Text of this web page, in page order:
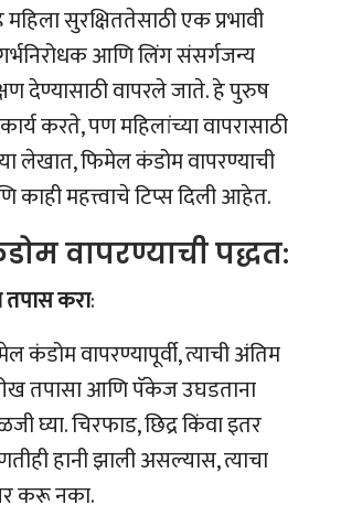
सुरक्षिततेसाठी एक प्रभावी
आणि लिंग संसर्गजन्य
देण्यासाठी वापरले जाते. हे पुरुष
करते, पण महिलांच्या वापरासाठी
लेखात, फिमेल कंडोम वापरण्याची
काही महत्त्वाचे टिप्स दिली आहेत.
वापरण्याची पद्धत:
तपास करा:
कंडोम वापरण्यापूर्वी, त्याची अंतिम
तपासा आणि पॅकेज उघडताना
घ्या. चिरफाड, छिद्र किंवा इतर
हानी झाली असल्यास, त्याचा
करू नका.